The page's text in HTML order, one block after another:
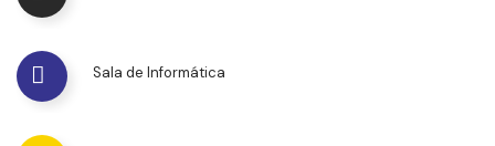
Sala de Informática